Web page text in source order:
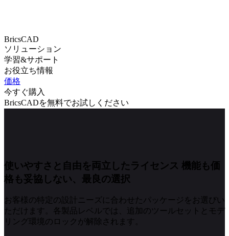
BricsCAD
ソリューション
学習&サポート
お役立ち情報
価格
今すぐ購入
BricsCADを無料でお試しください
使いやすさと自由を両立したライセンス 機能も価
格も妥協しない、最良の選択
お客様の特定の設計ニーズに合わせたパッケージをお選びい
ただけます。各製品レベルでは、追加のツールセットとモデ
リング環境のロックが解除されます。